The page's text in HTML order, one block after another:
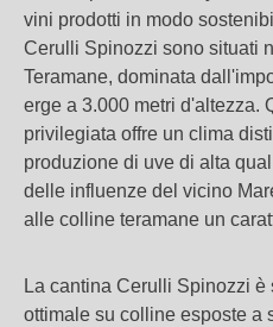
vini prodotti in modo
Cerulli Spinozzi sono situati
Teramane, dominata
erge a 3.000 metri d'altezza.
privilegiata offre un clima
produzione di uve di alta
delle influenze del vicino
alle colline teramane un
La cantina Cerulli Spinozzi
ottimale su colline esposte a